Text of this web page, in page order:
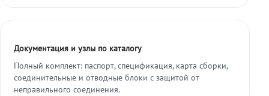
Документация и узлы по каталогу
Полный комплект: паспорт, спецификация, карта сборки,
соединительные и отводные блоки с защитой от
неправильного соединения.